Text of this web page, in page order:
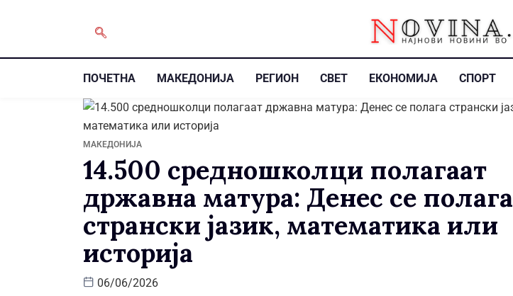
ПОЧЕТНА МАКЕДОНИЈА РЕГИОН СВЕТ ЕКОНОМИЈА СПОРТ
МАКЕДОНИЈА
14.500 средношколци полагаат
државна матура: Денес се полага
странски јазик, математика или
историја
06/06/2026